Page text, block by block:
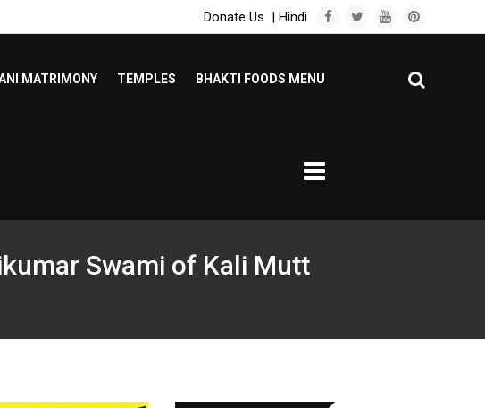
Donate Us | Hindi
MATRIMONY TEMPLES BHAKTI FOODS MENU
Swami of Kali Mutt